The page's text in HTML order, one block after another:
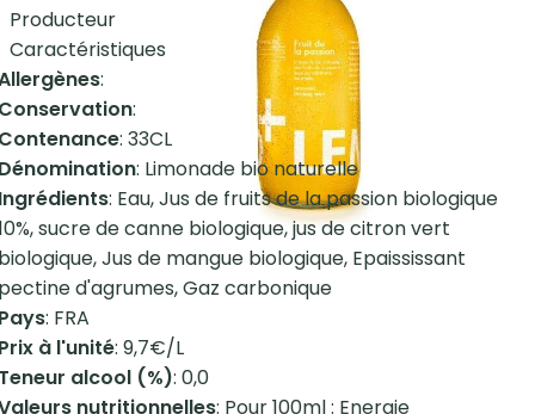
Producteur
Caractéristiques
:
:
: 33CL
: Limonade bio naturelle
: Eau, Jus de fruits de la passion biologique
sucre de canne biologique, jus de citron vert
Jus de mangue biologique, Epaississant
d'agrumes, Gaz carbonique
: FRA
à l'unité: 9,7€/L
alcool (%): 0,0
nutritionnelles: Pour 100ml : Energie